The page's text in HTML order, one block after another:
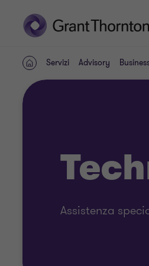
HOMEServizi Advisory
Assistenza